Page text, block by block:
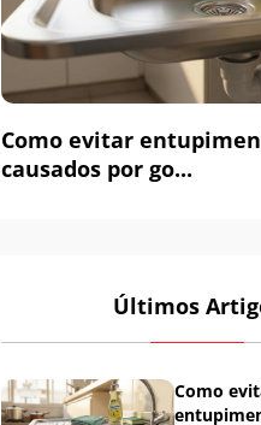
Como evitar
causados por go...
Últimos
Como